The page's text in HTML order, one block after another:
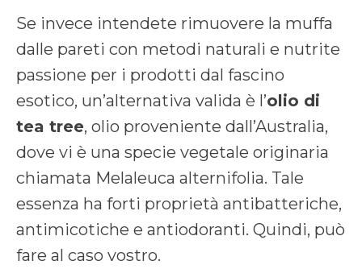
Se invece intendete rimuovere la muffa
dalle pareti con metodi naturali e nutrite
passione per i prodotti dal fascino
esotico, un’alternativa valida è l’olio di
tea tree, olio proveniente dall’Australia,
dove vi è una specie vegetale originaria
chiamata Melaleuca alternifolia. Tale
essenza ha forti proprietà antibatteriche,
antimicotiche e antiodoranti. Quindi, può
fare al caso vostro.